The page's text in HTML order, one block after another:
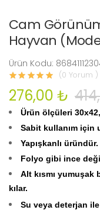
Cam
Hayvan
Ürün Kodu:
(0 Yorum )
276,00 ₺
Ürün ölçüleri
Sabit kullanım için
Yapışkanlı üründür.
Folyo gibi ince
Alt kısmı yumuşak
kılar.
Su veya deterjan